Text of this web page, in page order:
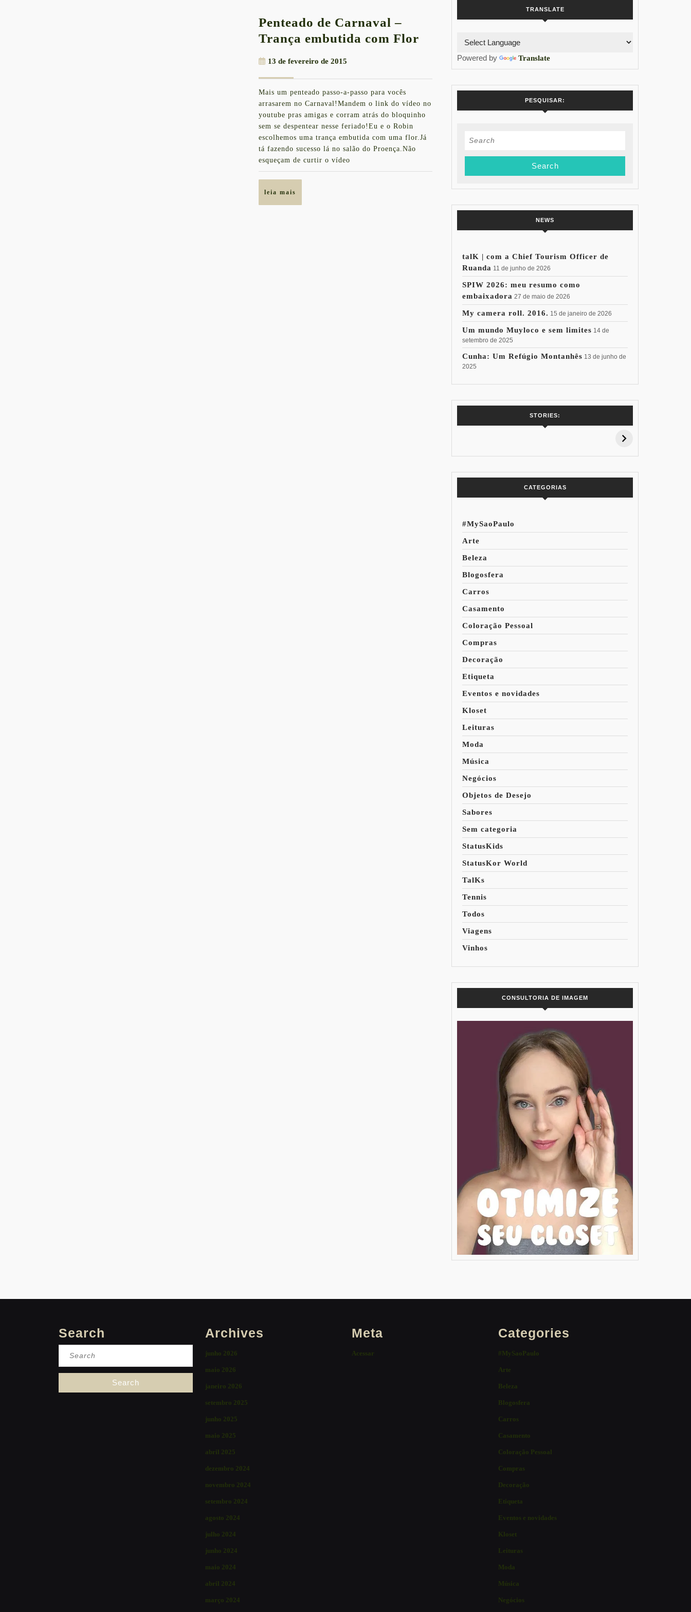
Penteado de Carnaval –
Trança embutida com Flor Penteado
Carnaval
–
Trança
embutida
13 de fevereiro de 2015
de
2015
Mais um penteado passo-a-passo para vocês
arrasarem no Carnaval!Mandem o link do vídeo no
youtube pras amigas e corram atrás do bloquinho
sem se despentear nesse feriado!Eu e o Robin
escolhemos uma trança embutida com uma flor.Já
tá fazendo sucesso lá no salão do Proença.Não
esqueçam de curtir o vídeo
leia mais
TRANSLATE
Powered by Translate
PESQUISAR:
Search
NEWS
talK | com a Chief Tourism Officer de
Ruanda 11 de junho de 2026
SPIW 2026: meu resumo como
embaixadora 27 de maio de 2026
My camera roll. 2016. 15 de janeiro de 2026
Um mundo Muyloco e sem limites 14 de
setembro de 2025
Cunha: Um Refúgio Montanhês 13 de junho de
2025
STORIES:
7 Vinhos com +
15% de
Pessoal: Os
CATEGORIAS
#MySaoPaulo
Arte
Beleza
Blogosfera
Carros
Casamento
Coloração Pessoal
Compras
Decoração
Etiqueta
Eventos e novidades
Kloset
Leituras
Moda
Música
Negócios
Objetos de Desejo
Sabores
Sem categoria
StatusKids
StatusKor World
TalKs
Tennis
Todos
Viagens
Vinhos
CONSULTORIA DE IMAGEM
Search Archives
junho 2026
maio 2026
janeiro 2026
setembro 2025
junho 2025
maio 2025
abril 2025
dezembro 2024
novembro 2024
setembro 2024
agosto 2024
julho 2024
junho 2024
maio 2024
abril 2024
março 2024
Meta
Acessar
Categories
#MySaoPaulo
Arte
Beleza
Blogosfera
Carros
Casamento
Coloração Pessoal
Compras
Decoração
Etiqueta
Eventos e novidades
Kloset
Leituras
Moda
Música
Negócios